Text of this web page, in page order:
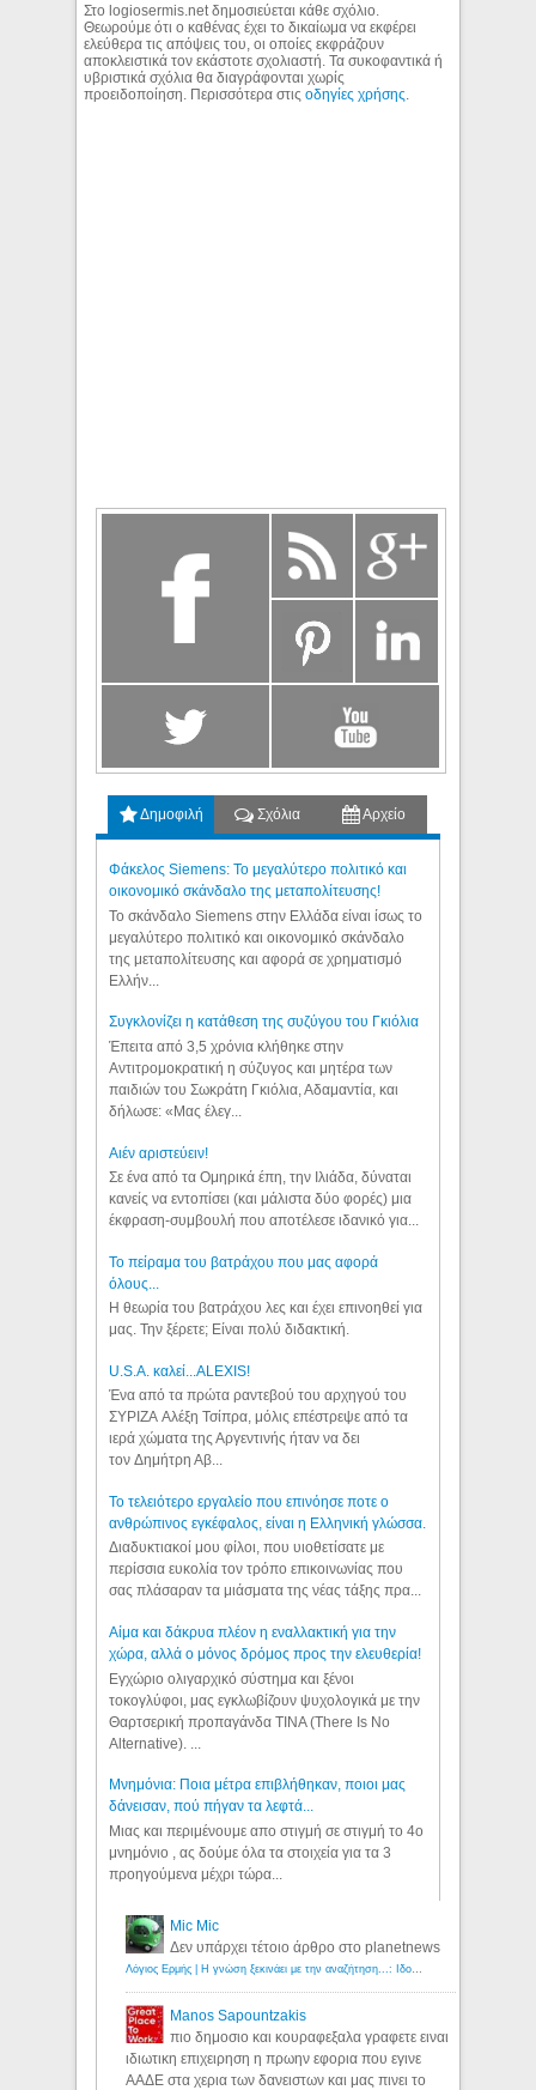
Στο logiosermis.net δημοσιεύεται κάθε σχόλιο.
Θεωρούμε ότι ο καθένας έχει το δικαίωμα να εκφέρει
ελεύθερα τις απόψεις του, οι οποίες εκφράζουν
αποκλειστικά τον εκάστοτε σχολιαστή. Τα συκοφαντικά ή
υβριστικά σχόλια θα διαγράφονται χωρίς
προειδοποίηση. Περισσότερα στιςοδηγίες χρήσης
Δημοφιλή Σχόλια Αρχείο
Φάκελος Siemens: Το μεγαλύτερο πολιτικό και
οικονομικό σκάνδαλο της μεταπολίτευσης!
Το σκάνδαλο Siemens στην Ελλάδα είναι ίσως το
μεγαλύτερο πολιτικό και οικονομικό σκάνδαλο
της μεταπολίτευσης και αφορά σε χρηματισμό
Ελλήν...
Συγκλονίζει η κατάθεση της συζύγου του Γκιόλια
Έπειτα από 3,5 χρόνια κλήθηκε στην
Αντιτρομοκρατική η σύζυγος και μητέρα των
παιδιών του Σωκράτη Γκιόλια, Αδαμαντία, και
δήλωσε: «Μας έλεγ...
Aιέν αριστεύειν!
Σε ένα από τα Ομηρικά έπη, την Ιλιάδα, δύναται
κανείς να εντοπίσει (και μάλιστα δύο φορές) μια
έκφραση-συμβουλή που αποτέλεσε ιδανικό για...
Το πείραμα του βατράχου που μας αφορά
όλους...
Η θεωρία του βατράχου λες και έχει επινοηθεί για
μας. Την ξέρετε; Είναι πολύ διδακτική.
U.S.A. καλεί...ALEXIS!
Ένα από τα πρώτα ραντεβού του αρχηγού του
ΣΥΡΙΖΑ Αλέξη Τσίπρα, μόλις επέστρεψε από τα
ιερά χώματα της Αργεντινής ήταν να δει
τον Δημήτρη Αβ...
Το τελειότερο εργαλείο που επινόησε ποτε ο
ανθρώπινος εγκέφαλος, είναι η Ελληνική γλώσσα.
Διαδυκτιακοί μου φίλοι, που υιοθετίσατε με
περίσσια ευκολία τον τρόπο επικοινωνίας που
σας πλάσαραν τα μιάσματα της νέας τάξης πρα...
Αίμα και δάκρυα πλέον η εναλλακτική για την
χώρα, αλλά ο μόνος δρόμος προς την ελευθερία!
Εγχώριο ολιγαρχικό σύστημα και ξένοι
τοκογλύφοι, μας εγκλωβίζουν ψυχολογικά με την
Θαρτσερική προπαγάνδα TINA (There Is No
Alternative). ...
Μνημόνια: Ποια μέτρα επιβλήθηκαν, ποιοι μας
δάνεισαν, πού πήγαν τα λεφτά...
Μιας και περιμένουμε απο στιγμή σε στιγμή το 4ο
μνημόνιο , ας δούμε όλα τα στοιχεία για τα 3
προηγούμενα μέχρι τώρα...
Mic Mic
Δεν υπάρχει τέτοιο άρθρο στο planetnews
Λόγιος Ερμής | Η γνώση ξεκινάει με την αναζήτηση...: Ιδού οι 18 που χρωστούν 11 δις ευρώ!
Manos Sapountzakis
πιο δημοσιο και κουραφεξαλα γραφετε ειναι
ιδιωτικη επιχειρηση η πρωην εφορια που εγινε
ΑΑΔΕ στα χερια των δανειστων και μας πινει το